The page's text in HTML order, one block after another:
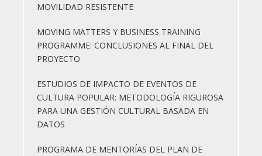
MOVILIDAD RESISTENTE
MOVING MATTERS Y BUSINESS TRAINING
PROGRAMME: CONCLUSIONES AL FINAL DEL
PROYECTO
ESTUDIOS DE IMPACTO DE EVENTOS DE
CULTURA POPULAR: METODOLOGÍA RIGUROSA
PARA UNA GESTIÓN CULTURAL BASADA EN
DATOS
PROGRAMA DE MENTORÍAS DEL PLAN DE